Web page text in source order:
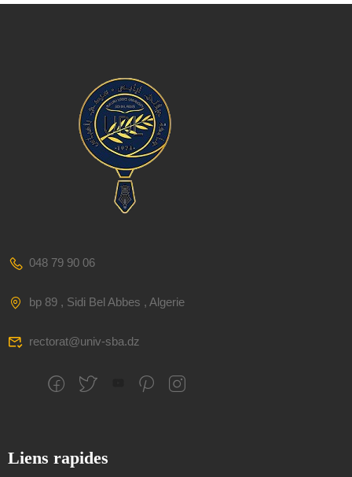
048 79 90 06
bp 89 , Sidi Bel Abbes , Algerie
rectorat@univ-sba.dz
Liens rapides